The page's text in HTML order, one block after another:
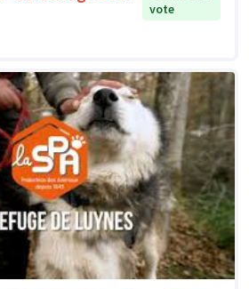
vote